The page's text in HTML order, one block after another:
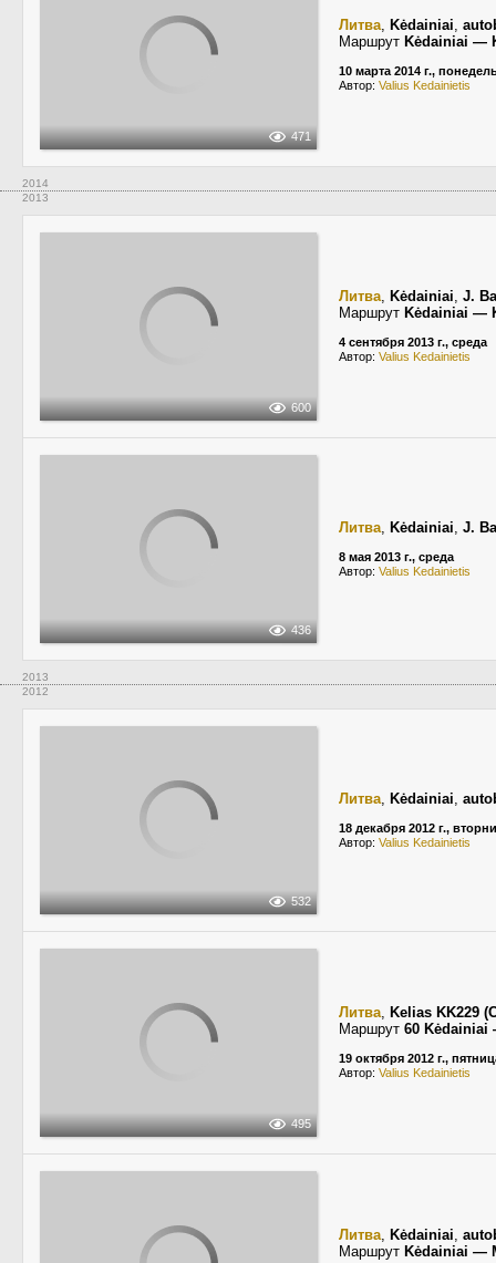
471
Литва, Kėdainiai,
Маршрут Kėdainiai —
10 марта 2014 г.,
Автор: Valius Kedainietis
2014
2013
600
Литва, Kėdainiai, J.
Маршрут Kėdainiai —
4 сентября 2013 г., среда
Автор: Valius Kedainietis
436
Литва, Kėdainiai, J.
8 мая 2013 г., среда
Автор: Valius Kedainietis
2013
2012
532
Литва, Kėdainiai,
18 декабря 2012 г.,
Автор: Valius Kedainietis
495
Литва, Kelias KK229
Маршрут 60 Kėdainiai
19 октября 2012 г.,
Автор: Valius Kedainietis
Литва, Kėdainiai,
Маршрут Kėdainiai —